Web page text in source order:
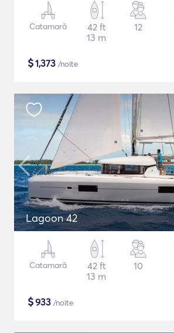
Catamarã
42 ft
13 m
12
$1,373 /noite
Lagoon 42
Catamarã
42 ft
13 m
10
$933 /noite